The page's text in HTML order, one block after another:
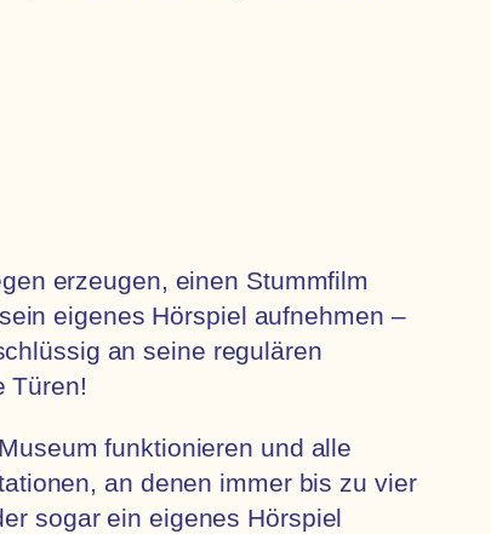
erzeugen, einen Stummfilm
eigenes Hörspiel aufnehmen –
an seine regulären
Türen!
funktionieren und alle
an denen immer bis zu vier
sogar ein eigenes Hörspiel